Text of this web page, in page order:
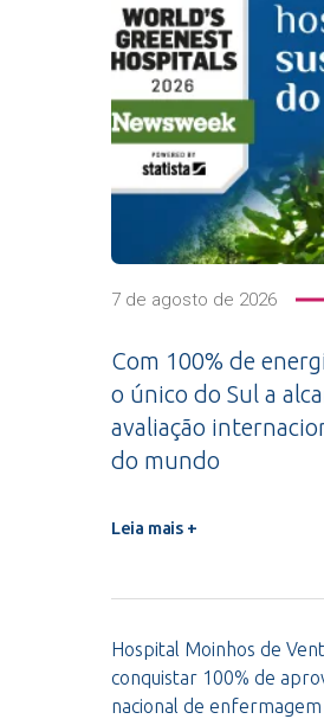
7 de agosto de 2026
Com 100% de
o único do Sul a
avaliação
do mundo
Leia mais +
Hospital Moinhos de
conquistar 100% de
nacional de enfermagem